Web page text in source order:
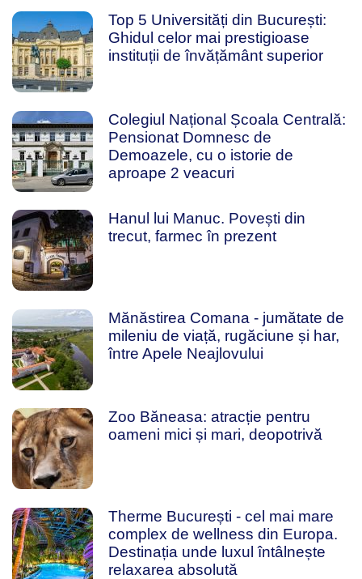
Top 5 Universități din București:
Ghidul celor mai prestigioase
instituții de învățământ superior
Colegiul Național Școala Centrală:
Pensionat Domnesc de
Demoazele, cu o istorie de
aproape 2 veacuri
Hanul lui Manuc. Povești din
trecut, farmec în prezent
Mănăstirea Comana - jumătate de
mileniu de viață, rugăciune și har,
între Apele Neajlovului
Zoo Băneasa: atracție pentru
oameni mici și mari, deopotrivă
Therme București - cel mai mare
complex de wellness din Europa.
Destinația unde luxul întâlnește
relaxarea absolută